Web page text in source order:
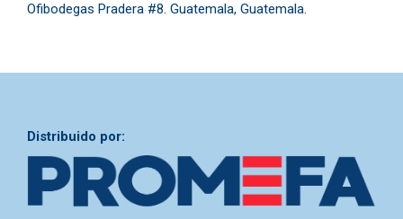
Ofibodegas Pradera #8. Guatemala, Guatemala.
Distribuido por: